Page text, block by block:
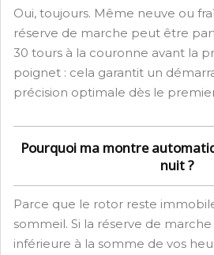
Oui, toujours. Même neuve ou
réserve de marche peut être
30 tours à la couronne avant la
poignet : cela garantit un
précision optimale dès le
Pourquoi ma montre
nuit ?
Parce que le rotor reste
sommeil. Si la réserve de
inférieure à la somme de vos